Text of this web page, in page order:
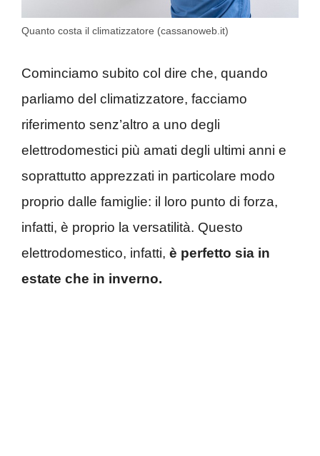
Quanto costa il climatizzatore (cassanoweb.it)
Cominciamo subito col dire che, quando
parliamo del climatizzatore, facciamo
riferimento senz’altro a uno degli
elettrodomestici più amati degli ultimi anni e
soprattutto apprezzati in particolare modo
proprio dalle famiglie: il loro punto di forza,
infatti, è proprio la versatilità. Questo
elettrodomestico, infatti, è perfetto sia in
estate che in inverno.